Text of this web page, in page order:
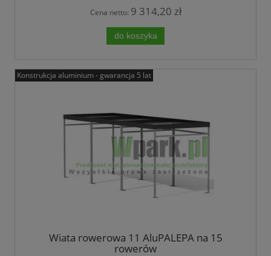
Cena netto: 9 314,20 zł
do koszyka
Wiata rowerowa 11 AluPALEPA na 15
rowerów
Konstrukcja aluminium - gwarancja 5 lat